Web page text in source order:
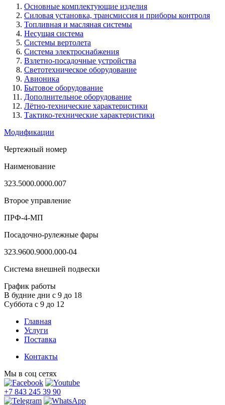
Основные комплектующие изделия
Силовая установка, трансмиссия и приборы контроля
Топливная и масляная системы
Несущая система
Системы вертолета
Система электроснабжения
Взлетно-посадочные устройства
Светотехническое оборудование
Авионика
Бытовое оборудование
Дополнительное оборудование
Лётно-технические характеристики
Тактико-технические характеристики
Модификации
Чертежный номер
Наименование
323.5000.0000.007
Второе управление
ПРФ-4-МП
Посадочно-рулежные фары
323.9600.9000.000-04
Система внешней подвески
График работы
В будние дни с 9 до 18
Суббота с 9 до 12
Главная
Услуги
Поставка
Контакты
Мы в соц сетях
+7 843 245 39 90